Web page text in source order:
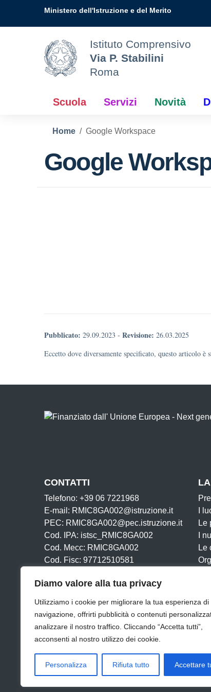
Diamo valore alla tua privacy
Utilizziamo i cookie per migliorare la tua esperienza di
navigazione, offrirti pubblicità o contenuti
analizzare il nostro traffico. Cliccando “Accetta tutti”,
acconsenti al nostro utilizzo dei cookie.
Personalizza Rifiuta tutto Accettare
Ministero dell'Istruzione e del Merito
Istituto Comprensivo
Via P. Stabilini
Roma
Scuola Servizi Novità
Home Google Workspace
Google
Pubblicato: 29.09.2023 - Revisione: 26.03.2025
Eccetto dove diversamente specificato, questo articolo
CONTATTI
Telefono: +39 06 7221968
E-mail: RMIC8GA002@istruzione.it
PEC: RMIC8GA002@pec.istruzione.it
Cod. IPA: istsc_RMIC8GA002
Cod. Mecc: RMIC8GA002
Cod. Fisc: 97712510581
IT43Y0306905020100000046198
I
Le
I
Le